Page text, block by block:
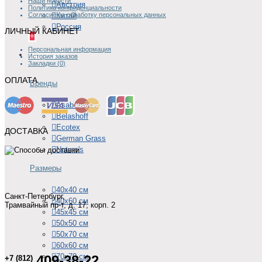
Австрия
Китай
Россия
+
ПОДУШКИ
Бренды
Asabella
Belashoff
Ecotex
German Grass
Nature's
Размеры
40х40 см
40х60 см
45х45 см
50х50 см
50х70 см
60х60 см
70х70 см
Политика конфиденциальности
Согласие на обработку персональных данных
ЛИЧНЫЙ КАБИНЕТ
Персональная информация
История заказов
Закладки (0)
ОПЛАТА
ДОСТАВКА
Санкт-Петербург,
Трамвайный пр-т, д. 17, корп. 2
+7 (812)